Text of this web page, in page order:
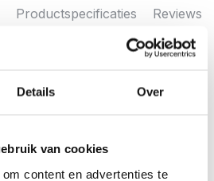
Details Over
van cookies
content en advertenties te
Productspecificaties Reviews
vloerkleed is gemaakt van jute en